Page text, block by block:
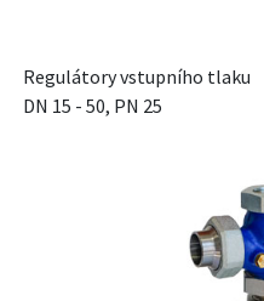
Regulátory vstupního tlaku
DN 15 - 50, PN 25